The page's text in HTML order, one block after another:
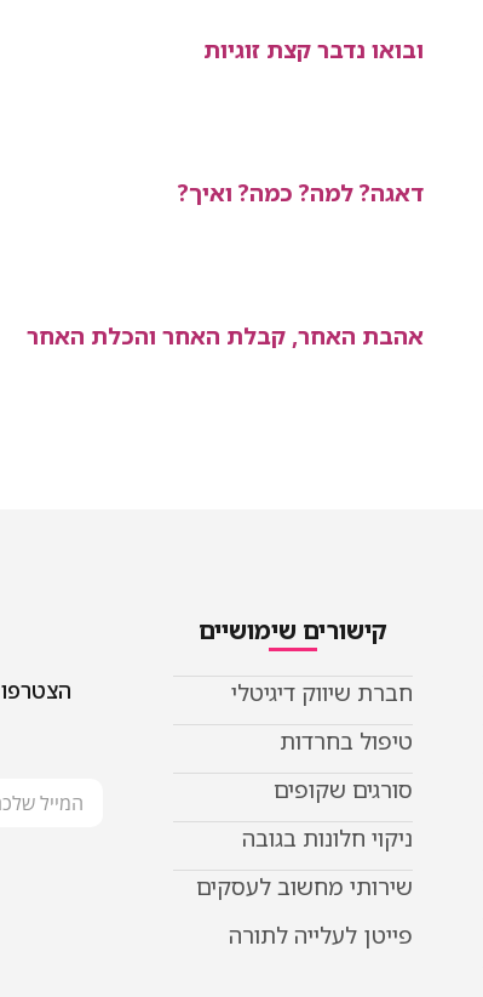
ובואו נדבר קצת זוגיות
דאגה? למה? כמה? ואיך?
אהבת האחר, קבלת האחר והכלת האחר
קישורים שימושיים
חברת שיווק דיגיטלי
טיפול בחרדות
סורגים שקופים
ניקוי חלונות בגובה
שירותי מחשוב לעסקים
פייטן לעלייה לתורה